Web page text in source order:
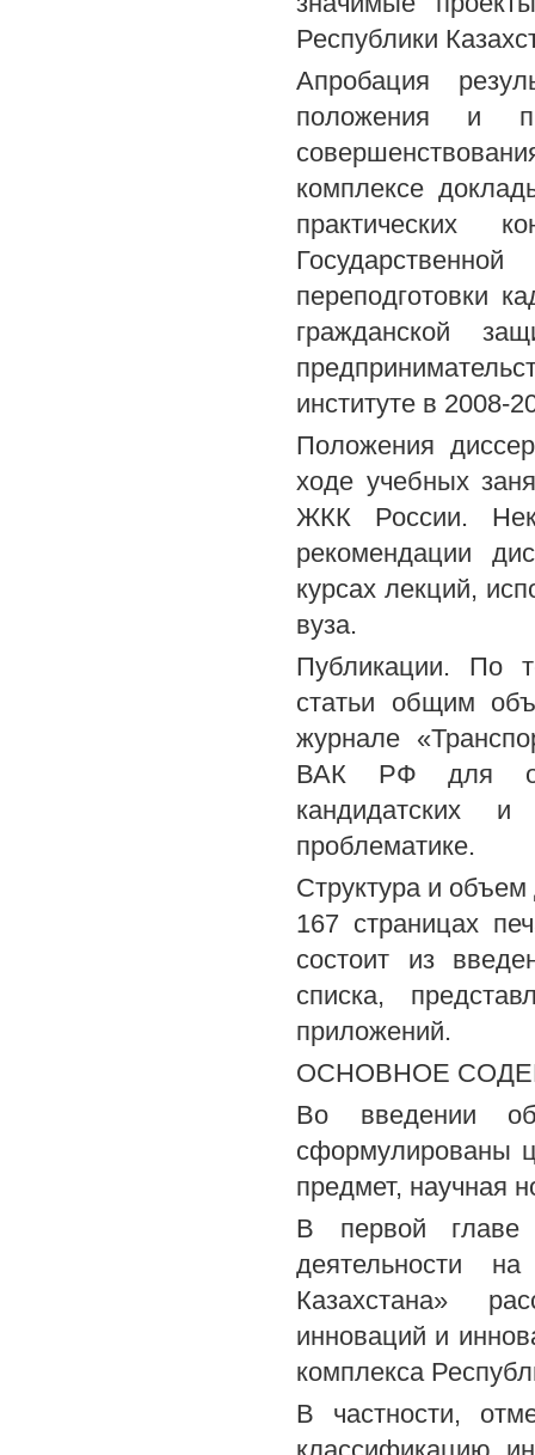
Республики
Апробация
положения и
комплексе
практических
переподготовки
гражданской
институте в 2008-
Положения
ходе учебных
ЖКК России.
рекомендации
курсах лекций,
вуза.
Публикации. По
статьи общим
журнале
ВАК РФ для
кандидатских и
проблематике.
Структура и
167 страницах
состоит из
списка,
приложений.
ОСНОВНОЕ
Во введении
сформулированы
предмет, научная
В первой главе
деятельности
Казахстана»
инноваций и
комплекса
В частности,